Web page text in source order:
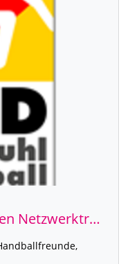
Einladung zum 6. virtuellen Netzwerktreffen von Rollstuhlhandball Deutschland